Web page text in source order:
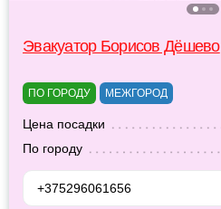
Эвакуатор Борисов Дёшево
ПО ГОРОДУ МЕЖГОРОД
Цена посадки
По городу
+375296061656